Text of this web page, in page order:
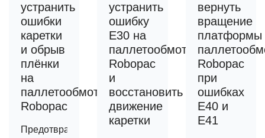
устранить
ошибки
каретки
и обрыв
плёнки
на
паллетообмотчиках
Robopac
Предотвращение
устранить
ошибку
E30 на
паллетообмотчике
Robopac
и
восстановить
движение
каретки
вернуть
вращение
платформы
Robopac
при
ошибках
E40 и
E41